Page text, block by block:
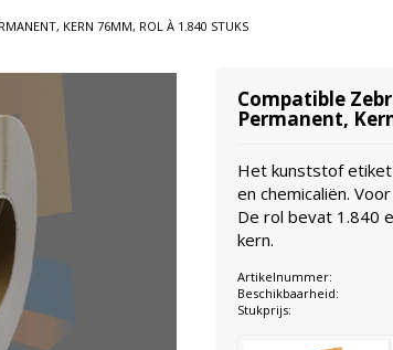
KERN 76MM, ROL À 1.840 STUKS
Compatible
Permanent,
Het kunststof
en chemicaliën.
De rol bevat 1.840
kern.
Artikelnummer:
Beschikbaarheid:
Stukprijs: